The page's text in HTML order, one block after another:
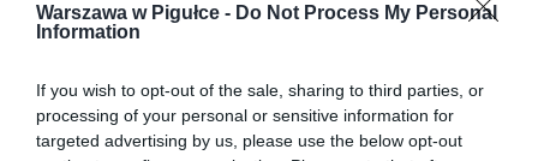
Warszawa w Pigułce - Do Not Process My Personal
Information
If you wish to opt-out of the sale, sharing to third parties, or
processing of your personal or sensitive information for
targeted advertising by us, please use the below opt-out